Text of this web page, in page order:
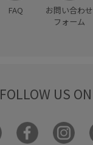
FAQ
お問い合わせ
フォーム
FOLLOW US ON